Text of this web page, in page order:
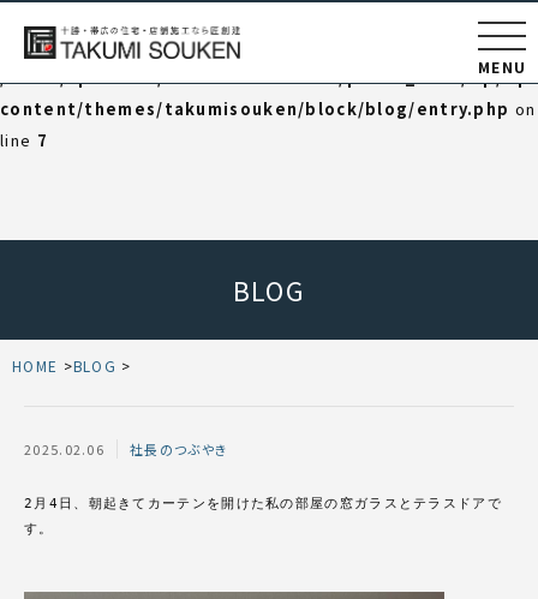
Warning: Undefined variable $category_html in
/home/np202102/takumisouken.net/public_html/wp/wp-
content/themes/takumisouken/block/blog/entry.php on
line 7
BLOG
HOME BLOG
2025.02.06 社長のつぶやき
2月4日、朝起きてカーテンを開けた私の部屋の窓ガラスとテラスドアで
す。
MENU